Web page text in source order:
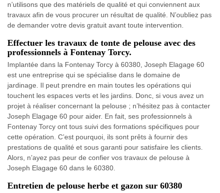
n’utilisons que des matériels de qualité et qui conviennent aux
travaux afin de vous procurer un résultat de qualité. N’oubliez pas
de demander votre devis gratuit avant toute intervention.
Effectuer les travaux de tonte de pelouse avec des
professionnels à Fontenay Torcy.
Implantée dans la Fontenay Torcy à 60380, Joseph Elagage 60
est une entreprise qui se spécialise dans le domaine de
jardinage. Il peut prendre en main toutes les opérations qui
touchent les espaces verts et les jardins. Donc, si vous avez un
projet à réaliser concernant la pelouse ; n’hésitez pas à contacter
Joseph Elagage 60 pour aider. En fait, ses professionnels à
Fontenay Torcy ont tous suivi des formations spécifiques pour
cette opération. C’est pourquoi, ils sont prêts à fournir des
prestations de qualité et sous garanti pour satisfaire les clients.
Alors, n’ayez pas peur de confier vos travaux de pelouse à
Joseph Elagage 60 dans le 60380.
Entretien de pelouse herbe et gazon sur 60380